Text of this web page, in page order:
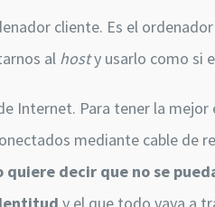
cliente. Es el
al hosty usarlo como si
Internet. Para tener la
mediante cable de
quiere decir que no se